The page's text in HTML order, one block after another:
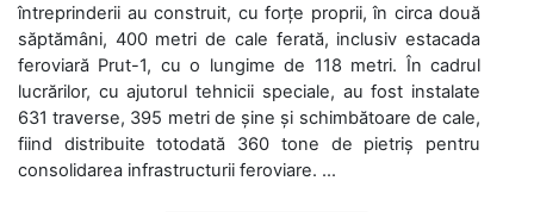
întreprinderii au construit, cu forțe proprii, în circa două
săptămâni, 400 metri de cale ferată, inclusiv estacada
feroviară Prut-1, cu o lungime de 118 metri. În cadrul
lucrărilor, cu ajutorul tehnicii speciale, au fost instalate
631 traverse, 395 metri de șine și schimbătoare de cale,
fiind distribuite totodată 360 tone de pietriș pentru
consolidarea infrastructurii feroviare. ...